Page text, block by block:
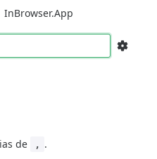
InBrowser.App
de , .